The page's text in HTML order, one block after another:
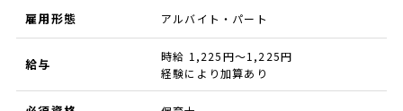
雇用形態 アルバイト・パート
給与
時給 1,225円～1,225円
経験により加算あり